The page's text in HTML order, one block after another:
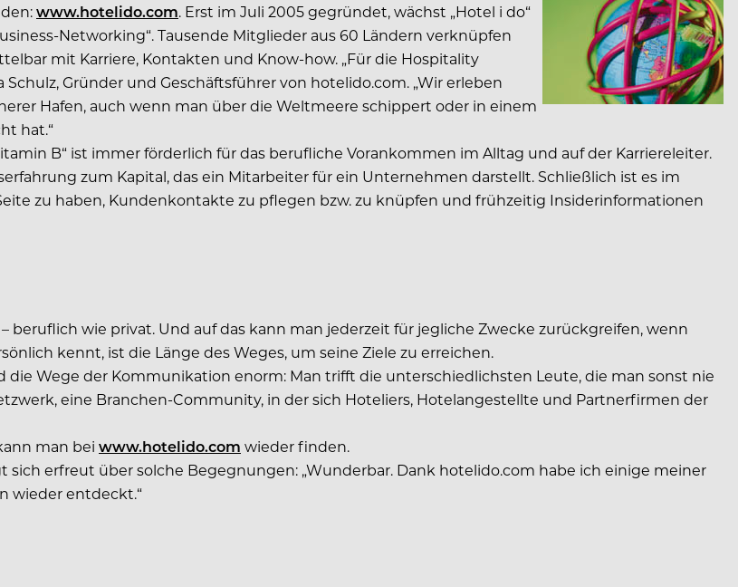
www.hotelido.com. Erst im Juli 2005 gegründet, wächst „Hotel i do“
Networking“. Tausende Mitglieder aus 60 Ländern verknüpfen
mit Karriere, Kontakten und Know-how. „Für die Hospitality
Gründer und Geschäftsführer von hotelido.com. „Wir erleben
Hafen, auch wenn man über die Weltmeere schippert oder in einem
hat.“
B“ ist immer förderlich für das berufliche Vorankommen im Alltag und auf der Karriereleiter.
zum Kapital, das ein Mitarbeiter für ein Unternehmen darstellt. Schließlich ist es im
zu haben, Kundenkontakte zu pflegen bzw. zu knüpfen und frühzeitig Insiderinformationen
beruflich wie privat. Und auf das kann man jederzeit für jegliche Zwecke zurückgreifen, wenn
kennt, ist die Länge des Weges, um seine Ziele zu erreichen.
Wege der Kommunikation enorm: Man trifft die unterschiedlichsten Leute, die man sonst nie
eine Branchen-Community, in der sich Hoteliers, Hotelangestellte und Partnerfirmen der
man bei www.hotelido.com wieder finden.
sich erfreut über solche Begegnungen: „Wunderbar. Dank hotelido.com habe ich einige meiner
wieder entdeckt.“